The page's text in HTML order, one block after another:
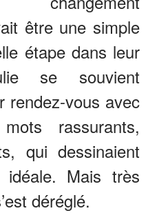
être une simple
étape dans leur
se souvient
rendez-vous avec
rassurants,
qui dessinaient
idéale. Mais très
déréglé.